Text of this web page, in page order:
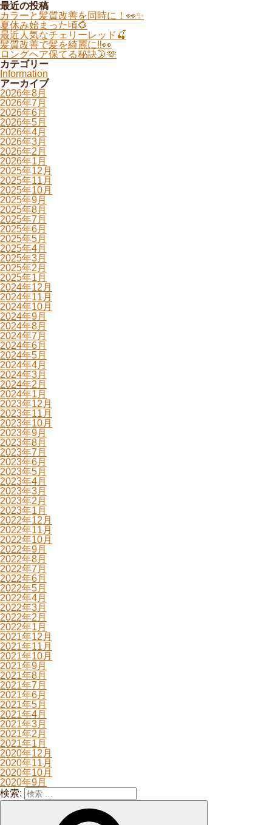
最近の投稿
カラーと髪質改善を同時に！👀✨
夏休み始まった頃🌻
最近人気なチェリーレッド🍒
髪質改善で髪を綺麗に‼️👀
ロングヘア保てる秘訣🌛🫶
カテゴリー
Information
アーカイブ
2026年8月
2026年7月
2026年6月
2026年5月
2026年4月
2026年3月
2026年2月
2026年1月
2025年12月
2025年11月
2025年10月
2025年9月
2025年8月
2025年7月
2025年6月
2025年5月
2025年4月
2025年3月
2025年2月
2025年1月
2024年12月
2024年11月
2024年10月
2024年9月
2024年8月
2024年7月
2024年6月
2024年5月
2024年4月
2024年3月
2024年2月
2024年1月
2023年12月
2023年11月
2023年10月
2023年9月
2023年8月
2023年7月
2023年6月
2023年5月
2023年4月
2023年3月
2023年2月
2023年1月
2022年12月
2022年11月
2022年10月
2022年9月
2022年8月
2022年7月
2022年6月
2022年5月
2022年4月
2022年3月
2022年2月
2022年1月
2021年12月
2021年11月
2021年10月
2021年9月
2021年8月
2021年7月
2021年6月
2021年5月
2021年4月
2021年3月
2021年2月
2021年1月
2020年12月
2020年11月
2020年10月
2020年9月
検索: